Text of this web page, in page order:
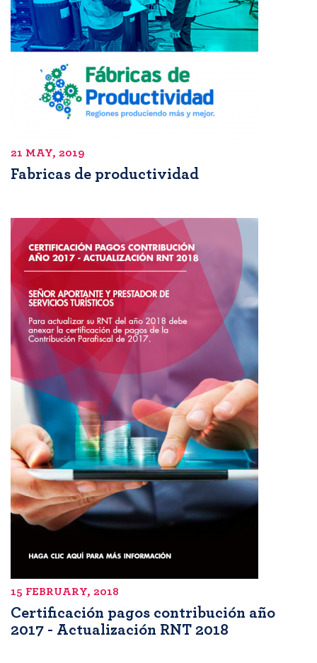
21 MAY, 2019
Fabricas de productividad
15 FEBRUARY, 2018
Certificación pagos contribución año
2017 - Actualización RNT 2018